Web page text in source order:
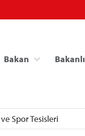
Bakan
Spor Tesisleri